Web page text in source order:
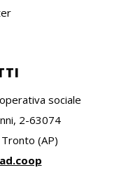
sociale
2-63074
(AP)